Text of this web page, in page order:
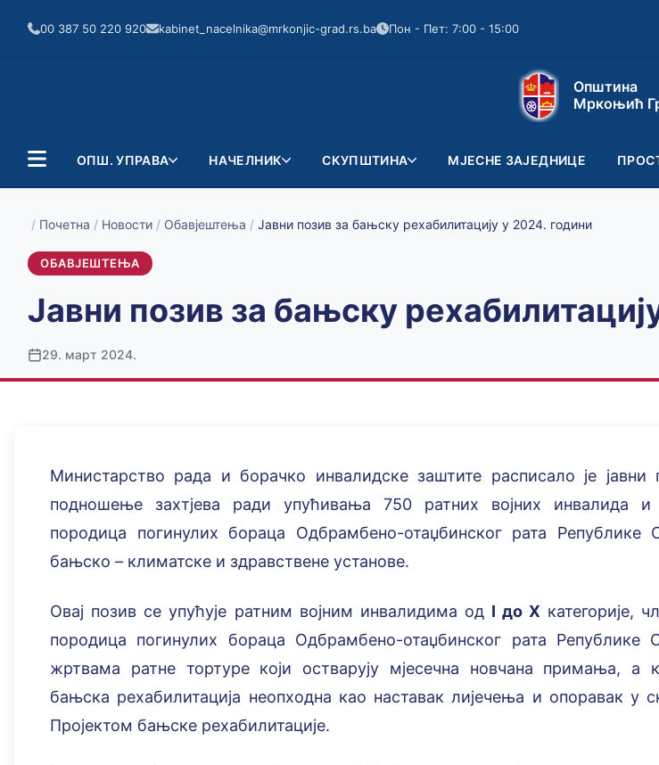
00 387 50 220 920 kabinet_nacelnika@mrkonjic-grad.rs.ba Пон - Пет: 7:00 - 15:00
Општина
Мркоњић
ОПШ. УПРАВА НАЧЕЛНИК СКУПШТИНА МЈЕСНЕ ЗАЈЕДНИЦЕ
/ Почетна / Новости / Обавјештења / Јавни позив за бањску рехабилитацију у 2024. години
ОБАВЈЕШТЕЊА
Јавни позив за бањску
29. март 2024.
Министарство рада и борачко инвалидске заштите расписало је јавни
подношење захтјева ради упућивања 750 ратних војних инвалида и
породица погинулих бораца Одбрамбено-отаџбинског рата Републике
бањско – климатске и здравствене установе.
Овај позив се упућује ратним војним инвалидима од I до X категорије,
породица погинулих бораца Одбрамбено-отаџбинског рата Републике
жртвама ратне тортуре који остварују мјесечна новчана примања, а
бањска рехабилитација неопходна као наставак лијечења и опоравак у
Пројектом бањске рехабилитације.